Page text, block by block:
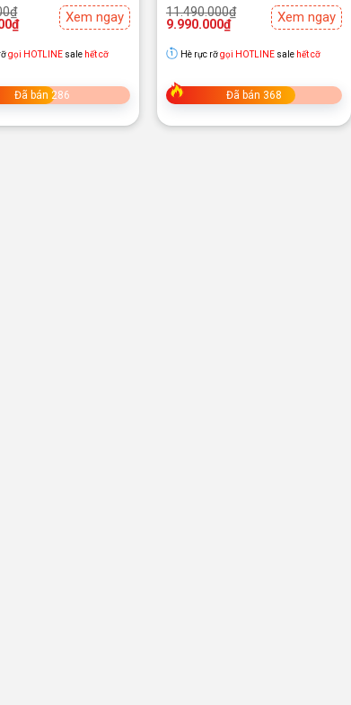
₫
₫ Xem ngay
gọi HOTLINE sale hết cỡ
Đã bán 286
11.490.000₫
Giá
gốc
11.490.000₫.
9.990.000₫
Giá
hiện
là:
9.990.000₫.
Xem ngay
Hè rực rỡgọi HOTLINEsale hết cỡ
Đã bán 368